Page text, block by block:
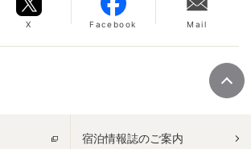
X Facebook Mail
宿泊情報誌のご案内